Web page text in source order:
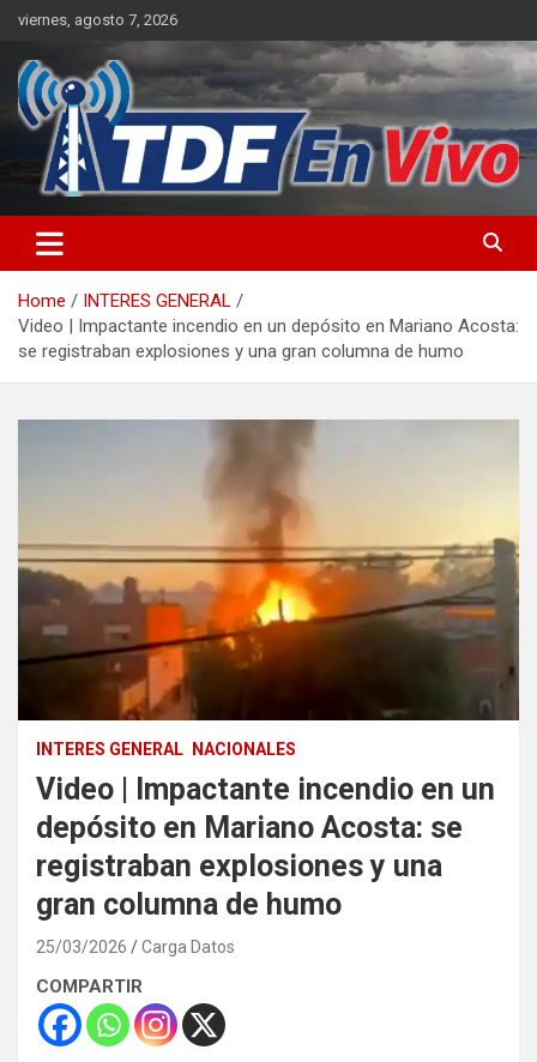
Skip
content
viernes, agosto 7, 2026
Home
INTERES GENERAL
Video | Impactante incendio en un depósito en Mariano Acosta:
se registraban explosiones y una gran columna de humo
INTERES GENERAL NACIONALES
Video | Impactante incendio en un
depósito en Mariano Acosta: se
registraban explosiones y una
gran columna de humo
25/03/2026 Carga Datos
COMPARTIR